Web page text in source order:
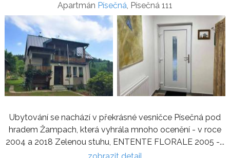
Apartmán Písečná, Písečná 111
Ubytování se nachází v překrásné vesničce Písečná pod
hradem Žampach, která vyhrála mnoho ocenění - v roce
2004 a 2018 Zelenou stuhu, ENTENTE FLORALE 2005 -...